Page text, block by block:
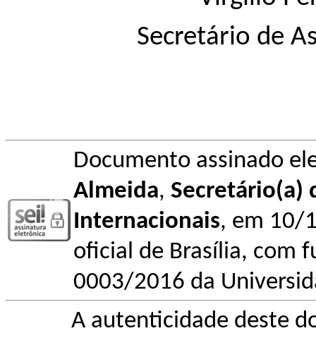
Secretário de
Documento assinado
Almeida, Secretário(a)
Internacionais, em 10/
oficial de Brasília, com
0003/2016 da
A autenticidade deste